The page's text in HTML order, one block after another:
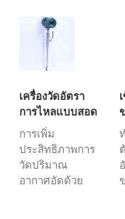
(ประมาณ 200
มิลลิเมตร หรือ 8
นิ้ว) ออกแบบมา
โดยเฉพาะเพื่อวัด
สะสมของอากาศ
อัด
เครื่องวัดอัตรา
การไหลแบบสอด
แทรกอากาศอัด
การเพิ่ม
ประสิทธิภาพการ
วัดปริมาณ
อากาศอัดด้วย